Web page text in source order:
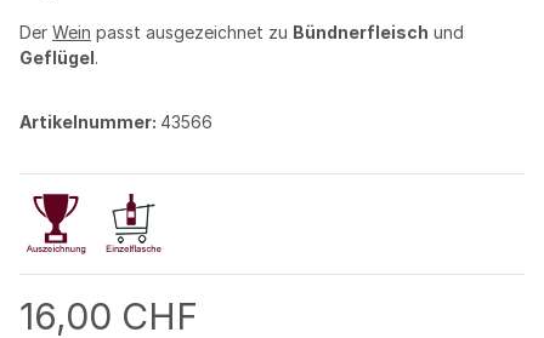
Der Wein passt ausgezeichnet zu Bündnerfleisch und
Geflügel.
Artikelnummer: 43566
16,00 CHF